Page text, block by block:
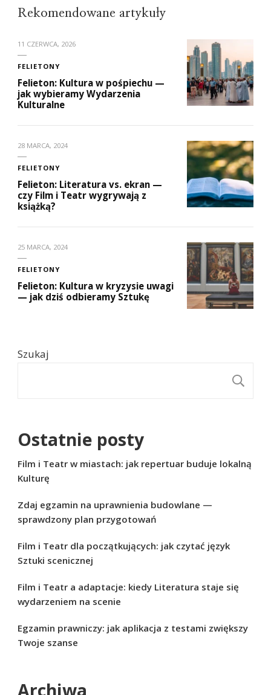
Rekomendowane artykuły
11 CZERWCA, 2026
FELIETONY
Felieton: Kultura w pośpiechu —
jak wybieramy Wydarzenia
Kulturalne
28 MARCA, 2024
FELIETONY
Felieton: Literatura vs. ekran —
czy Film i Teatr wygrywają z
książką?
25 MARCA, 2024
FELIETONY
Felieton: Kultura w kryzysie uwagi
— jak dziś odbieramy Sztukę
Szukaj
Ostatnie posty
Film i Teatr w miastach: jak repertuar buduje lokalną
Kulturę
Zdaj egzamin na uprawnienia budowlane —
sprawdzony plan przygotowań
Film i Teatr dla początkujących: jak czytać język
Sztuki scenicznej
Film i Teatr a adaptacje: kiedy Literatura staje się
wydarzeniem na scenie
Egzamin prawniczy: jak aplikacja z testami zwiększy
Twoje szanse
Archiwa